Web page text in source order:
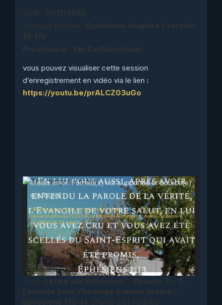
Date :
01/12/2022
Passage biblique : Ephésiens chapitre 1 versets
15-17a
Prédicateur : Ebi Radhakrishnan
vous pouvez visualiser cette session
d’enregistrement en vidéo via le lien :
https://youtu.be/prALCZ03uGo
Lecteur
vidéo
Media error: Format(s) not supported or source(s)
not found
Télécharger le fichier: https://ebc-l.fr/wp-
content/uploads/2022/09/Lettres-aux-Ephesiens_Audio-Session-
11_2022-11-24.mp4?_=2
Titre :
Lettre aux Ephésiens – Session 11 – 5.
Louange pour l’héritage éternel assuré…-
Ephésiens 1.13-14 [Partie 2/2] •5.2 les